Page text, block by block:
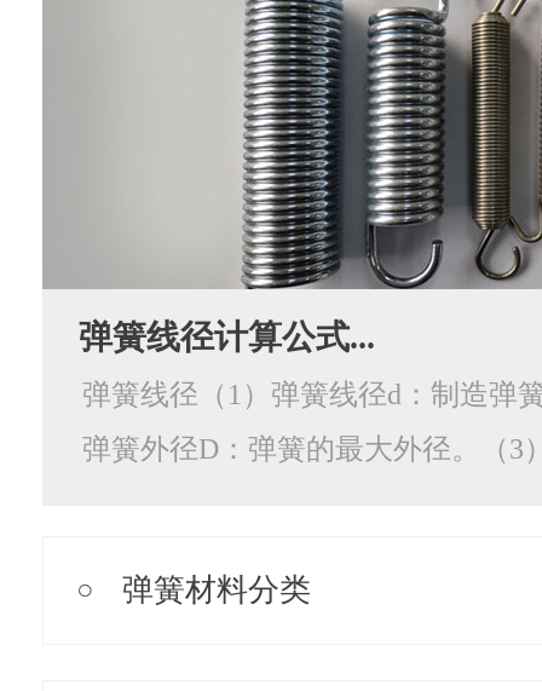
弹簧线径计算公式...
弹簧线径（1）弹簧线径d：制造弹
弹簧外径D：弹簧的最大外径。（3
弹簧材料分类